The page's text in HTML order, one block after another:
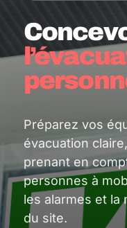
Préparez vos
évacuation
prenant en
personnes à
les alarmes et la
du site.